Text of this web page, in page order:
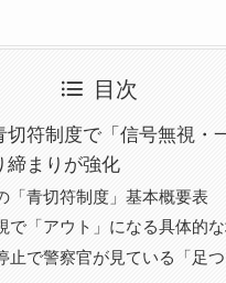
目次
切符制度で「信号無視・
締まりが強化
「青切符制度」基本概要表
で「アウト」になる具体的
止で警察官が見ている「足